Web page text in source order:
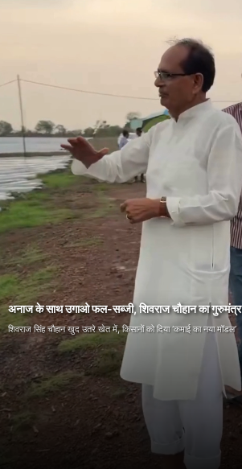
अनाज के साथ उगाओ फल-सब्जी, शिवराज चौहान का गुरुमंत्र
शिवराज सिंह चौहान खुद उतरे खेत में, किसानों को दिया ‘कमाई का नया मॉडल’